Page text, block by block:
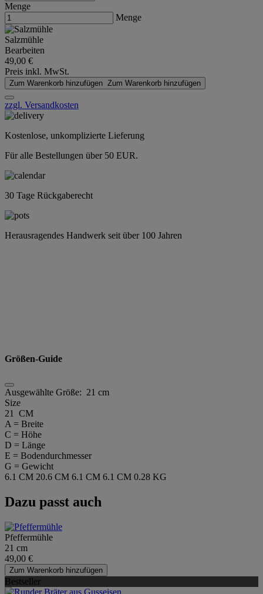
Menge
Menge
Salzmühle
Bearbeiten
49,00 €
Preis inkl. MwSt.
Zum Warenkorb hinzufügen Zum Warenkorb hinzufügen
zzgl. Versandkosten
Kostenlose, unkomplizierte Lieferung
Für alle Bestellungen über 50 EUR.
30 Tage Rückgaberecht
Herausragendes Handwerk seit über 100 Jahren
Größen-Guide
Ausgewählte Größe: 21 cm
Size
21 CM
A = Breite
C = Höhe
D = Länge
E = Bodendurchmesser
G = Gewicht
6.1 CM 20.6 CM 6.1 CM 6.1 CM 0.28 KG
Dazu passt auch
Pfeffermühle
21 cm
49,00 €
Zum Warenkorb hinzufügen
Bestseller